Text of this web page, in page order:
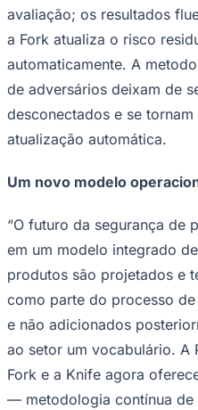
Santos
avaliação; os resultados
a Fork atualiza o risco
automaticamente. A
de adversários deixam de
desconectados e se
atualização automática.
Um novo modelo
“O futuro da segurança de
em um modelo integrado
produtos são projetados e
como parte do processo
e não adicionados
ao setor um vocabulário. A
Fork e a Knife agora
— metodologia contínua de